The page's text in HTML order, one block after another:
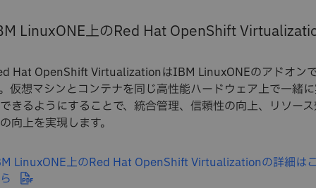
LinuxONE上のRed Hat OpenShift
Hat OpenShift VirtualizationはIBM LinuxONEのアドオン
仮想マシンとコンテナを同じ高性能ハードウェア上で一緒
きるようにすることで、統合管理、信頼性の向上、リソー
向上を実現します。
LinuxONE上のRed Hat OpenShift Virtualizationの詳細は